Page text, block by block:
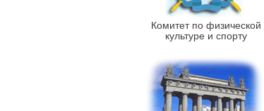
Комитет по физической
культуре и спорту